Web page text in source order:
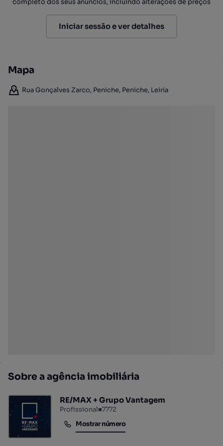
completo dos seus anúncios, incluindo alterações de preços
Iniciar sessão e ver detalhes
Mapa
Rua Gonçalves Zarco, Peniche, Peniche, Leiria
Sobre a agência imobiliária
RE/MAX + Grupo Vantagem
Profissional■7772
Mostrar número
Mostrar número